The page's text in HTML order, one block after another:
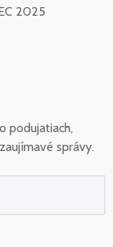
2025
podujatiach,
správy.